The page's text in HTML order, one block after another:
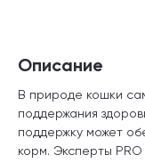
Описание
В природе кошки
поддержания
поддержку может
корм. Эксперты